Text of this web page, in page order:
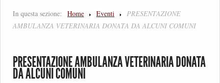
In questa sezione: Home Eventi
PRESENTAZIONE
AMBULANZA VETERINARIA DONATA DA ALCUNI COMUNI
PRESENTAZIONE AMBULANZA VETERINARIA DONATA
DA ALCUNI COMUNI